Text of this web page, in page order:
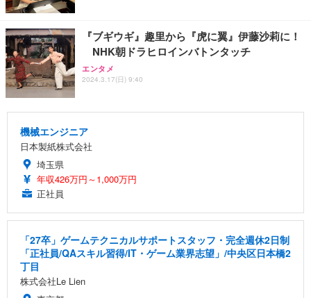
『ブギウギ』趣里から『虎に翼』伊藤沙莉に！
NHK朝ドラヒロインバトンタッチ
エンタメ
2024.3.17(日) 9:40
機械エンジニア
日本製紙株式会社
埼玉県
年収426万円～1,000万円
正社員
「27卒」ゲームテクニカルサポートスタッフ・完全週休2日制
「正社員/QAスキル習得/IT・ゲーム業界志望」/中央区日本橋2
丁目
株式会社Le Lien